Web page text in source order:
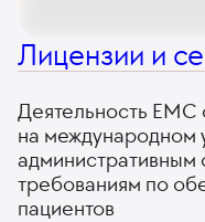
Лицензии и
Деятельность ЕМС
на международном
административным
требованиям по
пациентов